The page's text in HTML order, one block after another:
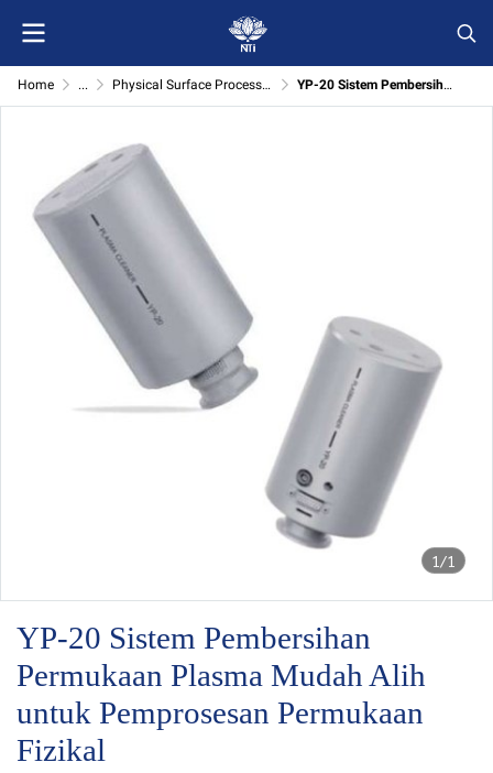
Home ... Physical Surface Processing YP-20 Sistem Pembersihan Permukaan Plasma Mudah Alih untuk Pemprosesan Permukaan Fizikal
1/1
YP-20 Sistem Pembersihan
Permukaan Plasma Mudah Alih
untuk Pemprosesan Permukaan
Fizikal